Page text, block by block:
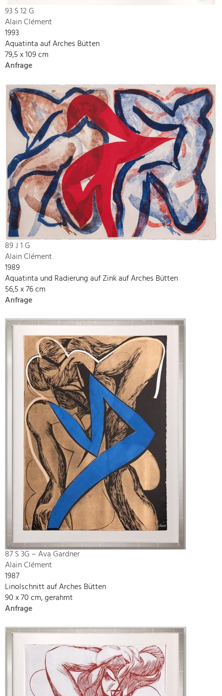
93 S 12 G
Alain Clément
1993
Aquatinta auf Arches Bütten
79,5 x 109 cm
Anfrage
89 J 1 G
Alain Clément
1989
Aquatinta und Radierung auf Zink auf Arches Bütten
56,5 x 76 cm
Anfrage
87 S 3G – Ava Gardner
Alain Clément
1987
Linolschnitt auf Arches Bütten
90 x 70 cm, gerahmt
Anfrage